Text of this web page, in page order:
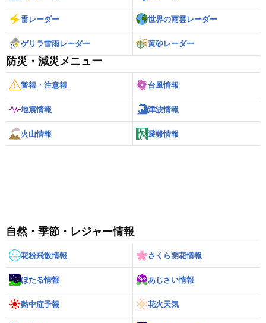
雷レーダー 世界の雨雲レーダー
ゲリラ雷雨レーダー 黄砂レーダー
防災・減災メニュー
警報・注意報 台風情報
地震情報 津波情報
火山情報 避難情報
自然・季節・レジャー情報
花粉飛散情報 さくら開花情報
ほたる情報 あじさい情報
熱中症予報 花火天気